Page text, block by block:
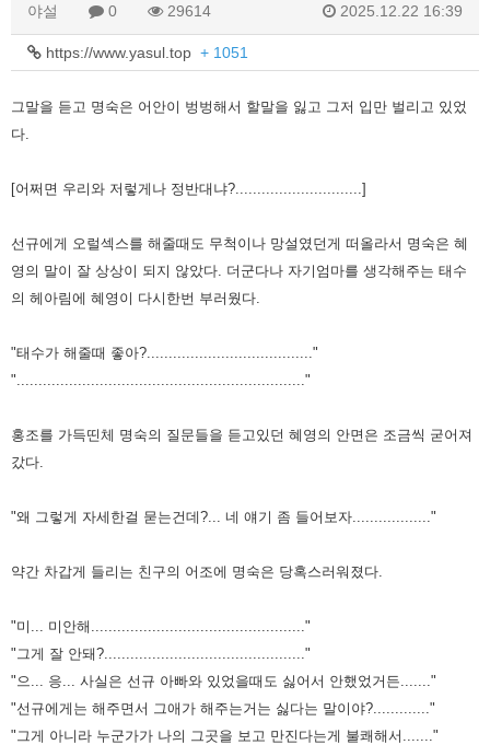
야설 0 29614 2025.12.22 16:39
https://www.yasul.top + 1051
그말을 듣고 명숙은 어안이 벙벙해서 할말을 잃고 그저 입만 벌리고 있었
다.
[어쩌면 우리와 저렇게나 정반대냐?.............................]
선규에게 오럴섹스를 해줄때도 무척이나 망설였던게 떠올라서 명숙은 혜
영의 말이 잘 상상이 되지 않았다. 더군다나 자기엄마를 생각해주는 태수
의 헤아림에 혜영이 다시한번 부러웠다.
"태수가 해줄때 좋아?......................................"
".................................................................."
홍조를 가득띤체 명숙의 질문들을 듣고있던 혜영의 안면은 조금씩 굳어져
갔다.
"왜 그렇게 자세한걸 묻는건데?... 네 얘기 좀 들어보자.................."
약간 차갑게 들리는 친구의 어조에 명숙은 당혹스러워졌다.
"미... 미안해................................................."
"그게 잘 안돼?.............................................."
"으... 응... 사실은 선규 아빠와 있었을때도 싫어서 안했었거든......."
"선규에게는 해주면서 그애가 해주는거는 싫다는 말이야?............."
"그게 아니라 누군가가 나의 그곳을 보고 만진다는게 불쾌해서......."